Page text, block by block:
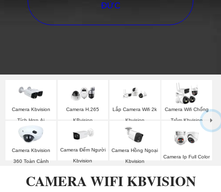
ĐỨC
Camera Kbvision
Tích Hợp Ai
Camera H.265
KBvision
Lắp Camera Wifi 2k
Kbvision
Camera Wifi Chống
Trộm Kbvision
Camera Kbvision
360 Toàn Cảnh
Camera Đếm Người
Kbvision
Camera Hồng Ngoại
Kbvision
Camera Ip Full Color
CAMERA WIFI KBVISION